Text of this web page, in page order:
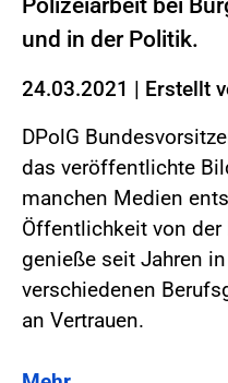
Polizeiarbeit bei
und in der Politik.
24.03.2021 | Erstellt
DPolG
das veröffentlichte
manchen Medien
Öffentlichkeit von der
genieße seit Jahren
verschiedenen
an Vertrauen.